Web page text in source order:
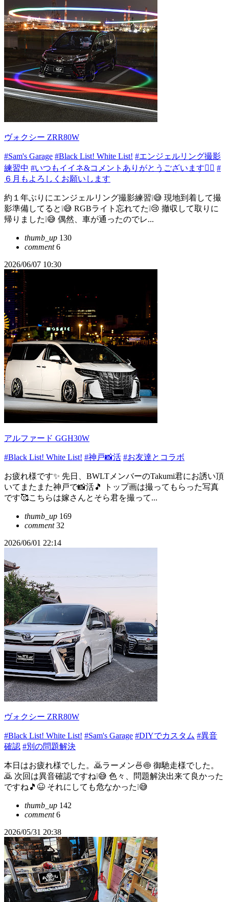
ヴォクシー ZRR80W
#Sam's Garage #Black List! White List! #エンジェルリング撮影
練習中 #いつもイイネ&コメントありがとうございます🙇‍♂️ #
６月もよろしくお願いします
約１年ぶりにエンジェルリング撮影練習❕😅 現地到着して撮
影準備してると❕😅 RGBライト忘れてた❕😢 撤収して取りに
帰りました❕😅 偶然、車が通ったのでレ...
thumb_up 130
comment6
2026/06/07 10:30
アルファード GGH30W
#Black List! White List! #神戸📸活 #お友達とコラボ
お疲れ様です✨ 先日、BWLTメンバーのTakumi君にお誘い頂
いてまたまた神戸で📸活🎵 トップ画は撮ってもらった写真
です🥰こちらは嫁さんとそら君を撮って...
thumb_up 169
comment32
2026/06/01 22:14
ヴォクシー ZRR80W
#Black List! White List! #Sam's Garage #DIYでカスタム #異音
確認 #別の問題解決
本日はお疲れ様でした。🙇ラーメン🍜🍥 御馳走様でした。
🙇 次回は異音確認ですね❕😅 色々、問題解決出来て良かった
ですね🎵😆 それにしても危なかった❕😅
thumb_up 142
comment6
2026/05/31 20:38